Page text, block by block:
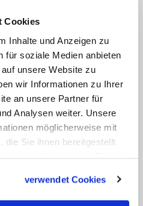
Cookies
Inhalte und Anzeigen zu
für soziale Medien anbieten
unsere Website zu
wir Informationen zu Ihrer
an unsere Partner für
Analysen weiter. Unsere
möglicherweise mit
die Sie ihnen bereitgestellt
verwendet Cookies
der im Auftrag
Römische
und das "Rituale
In letzterem heißt
Namen"
oder Heiden"
stattdessen "die
vorzuziehen". Die
für eine
Sorge zu